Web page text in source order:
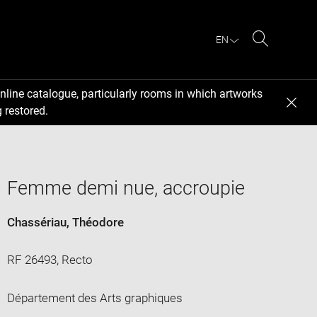
EN
catalogue, particularly rooms in which artworks
restored.
Femme demi nue, accroupie
Chassériau, Théodore
RF 26493, Recto
Département des Arts graphiques